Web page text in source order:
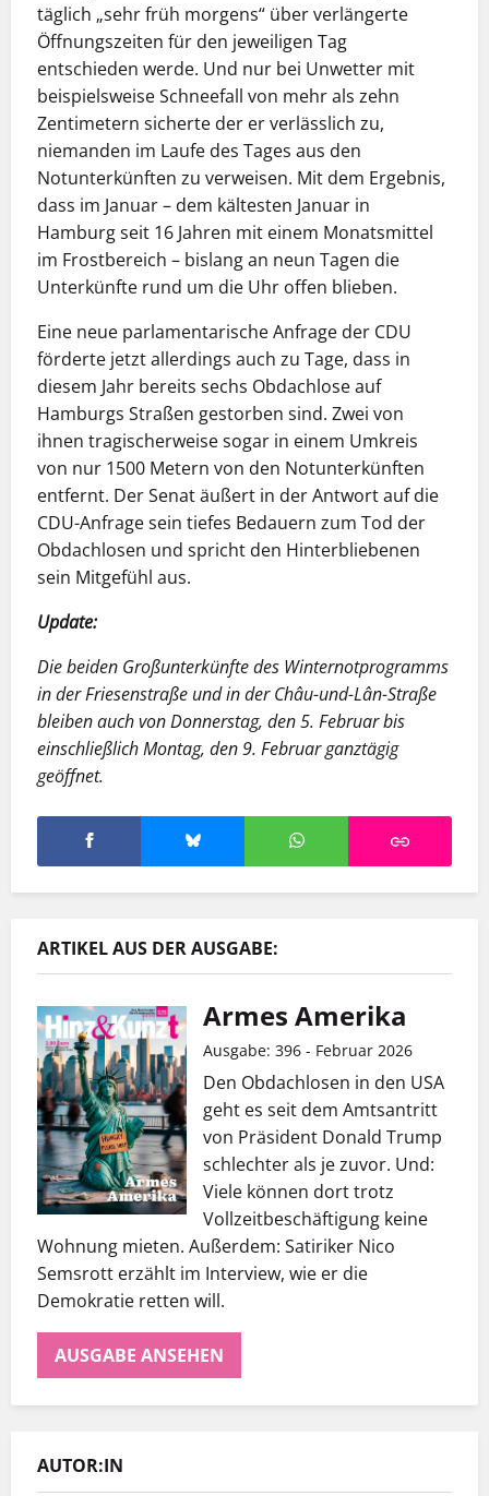
täglich „sehr früh morgens“ über verlängerte
Öffnungszeiten für den jeweiligen Tag
entschieden werde. Und nur bei Unwetter mit
beispielsweise Schneefall von mehr als zehn
Zentimetern sicherte der er verlässlich zu,
niemanden im Laufe des Tages aus den
Notunterkünften zu verweisen. Mit dem Ergebnis,
dass im Januar – dem kältesten Januar in
Hamburg seit 16 Jahren mit einem Monatsmittel
im Frostbereich – bislang an neun Tagen die
Unterkünfte rund um die Uhr offen blieben.
Eine neue parlamentarische Anfrage der CDU
förderte jetzt allerdings auch zu Tage, dass in
diesem Jahr bereits sechs Obdachlose auf
Hamburgs Straßen gestorben sind. Zwei von
ihnen tragischerweise sogar in einem Umkreis
von nur 1500 Metern von den Notunterkünften
entfernt. Der Senat äußert in der Antwort auf die
CDU-Anfrage sein tiefes Bedauern zum Tod der
Obdachlosen und spricht den Hinterbliebenen
sein Mitgefühl aus.
Update:
Die beiden Großunterkünfte des Winternotprogramms
in der Friesenstraße und in der Châu-und-Lân-Straße
bleiben auch von Donnerstag, den 5. Februar bis
einschließlich Montag, den 9. Februar ganztägig
geöffnet.
ARTIKEL AUS DER AUSGABE:
Armes Amerika
Ausgabe: 396 - Februar 2026
Den Obdachlosen in den USA
geht es seit dem Amtsantritt
von Präsident Donald Trump
schlechter als je zuvor. Und:
Viele können dort trotz
Vollzeitbeschäftigung keine
Wohnung mieten. Außerdem: Satiriker Nico
Semsrott erzählt im Interview, wie er die
Demokratie retten will.
AUSGABE ANSEHEN
AUTOR:IN